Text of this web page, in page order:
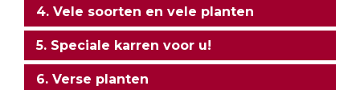
4. Vele soorten en vele planten
5. Speciale karren voor u!
6. Verse planten